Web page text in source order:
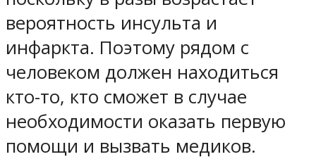
вероятность инсульта и
инфаркта. Поэтому рядом с
человеком должен находиться
кто-то, кто сможет в случае
необходимости оказать первую
помощи и вызвать медиков.